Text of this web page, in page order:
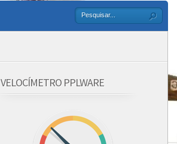
VELOCÍMETRO PPLWARE